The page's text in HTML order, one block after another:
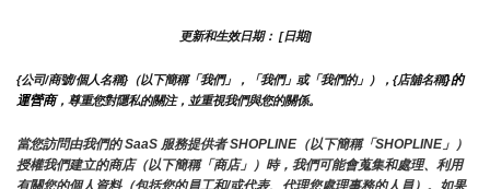
更新和生效日期： [日期]
{公司/商號/個人名稱}（以下簡稱「我們」，「我們」或「我們的」），{店舖名稱}的
運營商，尊重您對隱私的關注，並重視我們與您的關係。
當您訪問由我們的 SaaS 服務提供者 SHOPLINE（以下簡稱「SHOPLINE」）
授權我們建立的商店（以下簡稱「商店」）時，我們可能會蒐集和處理、利用
有關您的個人資料（包括您的員工和/或代表、代理您處理事務的人員）。如果